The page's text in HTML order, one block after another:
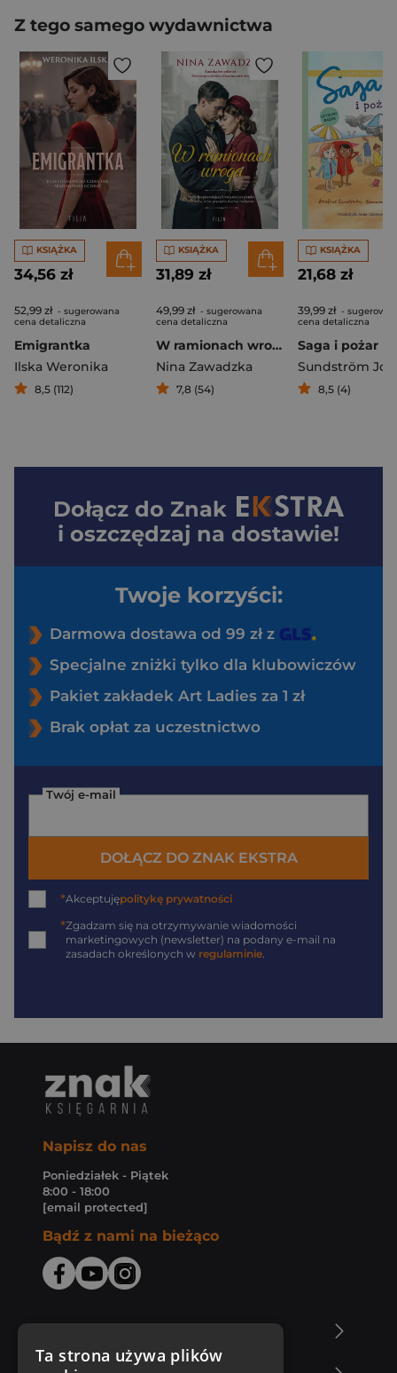
Z tego samego wydawnictwa
KSIĄŻKA
34,56 zł
52,99 zł - sugerowana
cena detaliczna
Emigrantka
Ilska Weronika
8,5 (112)
KSIĄŻKA
31,89 zł
49,99 zł - sugerowana
cena detaliczna
W ramionach wroga
Nina Zawadzka
7,8 (54)
KSIĄŻKA
21,68 zł
39,99 zł -
cena detaliczna
Saga i pożar
8,5 (4)
Dołącz do Znak
i oszczędzaj na dostawie!
Twoje korzyści:
Darmowa dostawa od 99 zł z
Specjalne zniżki tylko dla klubowiczów
Pakiet zakładek Art Ladies za 1 zł
Brak opłat za uczestnictwo
Twój e-mail
DOŁĄCZ DO ZNAK EKSTRA
*Akceptujępolitykę prywatności
*Zgadzam się na otrzymywanie wiadomości
marketingowych (newsletter) na podany e-mail na
zasadach określonych w regulaminie
Napisz do nas
Poniedziałek - Piątek
8:00 - 18:00
[email protected]
Bądź z nami na bieżąco
Ta strona używa plików